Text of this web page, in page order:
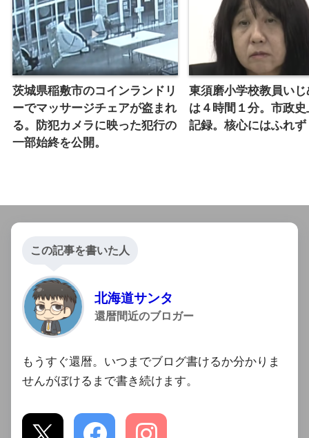
茨城県稲敷市のコインランドリ
ーでマッサージチェアが盗まれ
る。防犯カメラに映った犯行の
一部始終を公開。
東須磨小学校教員い
は４時間１分。市政
記録。核心にはふれず
この記事を書いた人
北海道サンタ
還暦間近のブロガー
もうすぐ還暦。いつまでブログ書けるか分かりま
せんがぼけるまで書き続けます。